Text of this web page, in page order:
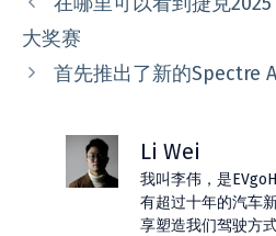
大奖赛
首先推出了新的Spectre
Li Wei
我叫李伟，是
有超过十年的汽车
享塑造我们驾驶方